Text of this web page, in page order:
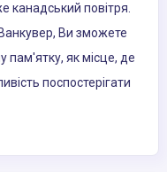
канадський повітря.
Ви зможете
пам'ятку, як місце, де
поспостерігати